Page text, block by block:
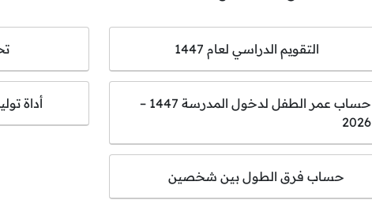
التقويم الدراسي لعام 1447
حساب عمر الطفل لدخول المدرسة 1447 –
2026
أداة
حساب فرق الطول بين شخصين